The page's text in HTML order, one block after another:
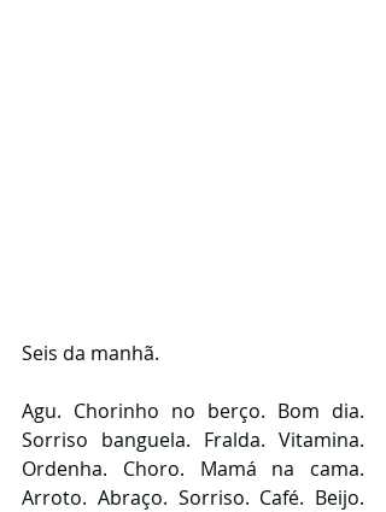
Seis da manhã.
Agu. Chorinho no berço. Bom dia.
Sorriso banguela. Fralda. Vitamina.
Ordenha. Choro. Mamá na cama.
Arroto. Abraço. Sorriso. Café. Beijo.